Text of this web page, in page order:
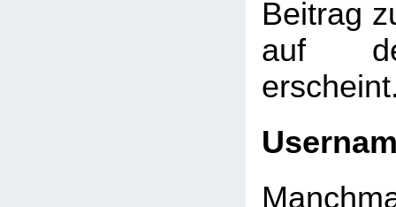
Beitrag
auf